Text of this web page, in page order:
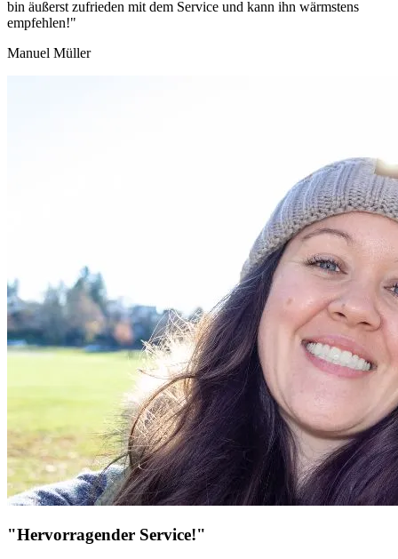
bin äußerst zufrieden mit dem Service und kann ihn wärmstens
empfehlen!"
Manuel Müller
"Hervorragender Service!"